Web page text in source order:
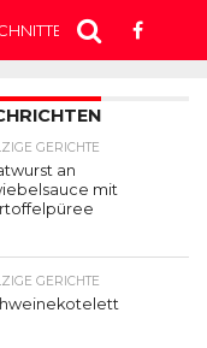
SUPPE
GERICHTE
an
mit
GERICHTE